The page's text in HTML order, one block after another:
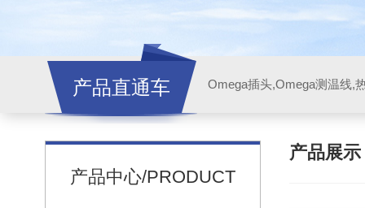
产品直通车
产品中心/PRODUCT
产品展示